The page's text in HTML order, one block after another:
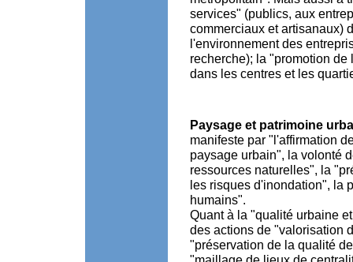
services" (publics, aux
commerciaux et artisanaux)
l'environnement des
recherche); la "promotion
dans les centres et les
Paysage et patrimoine
manifeste par "l'affirmation
paysage urbain", la volonté
ressources naturelles", la
les risques d'inondation", la
humains".
Quant à la "qualité urbaine
des actions de "valorisation
"préservation de la qualité